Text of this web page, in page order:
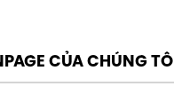
CỦA CHÚNG TÔI